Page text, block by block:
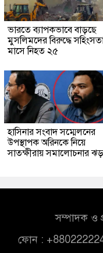
ভারতে ব্যাপকভাবে বাড়ছে
মুসলিমদের বিরুদ্ধে
মাসে নিহত ২৫
হাসিনার সংবাদ সম্মেলনের
উপস্থাপক অরিনকে নিয়ে
সাতক্ষীরায় সমালোচনার ঝড়
সম্পাদক ও
ফোন :